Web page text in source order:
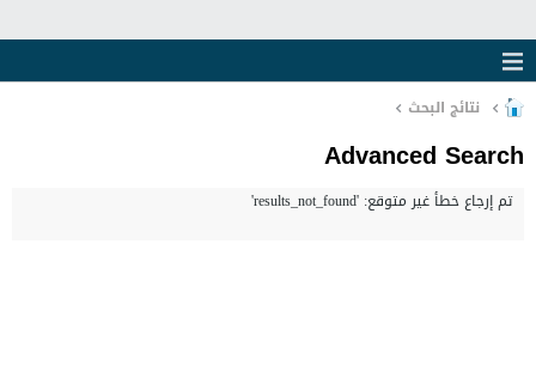
نتائج البحث
Advanced Search
تم إرجاع خطأ غير متوقع: 'results_not_found'